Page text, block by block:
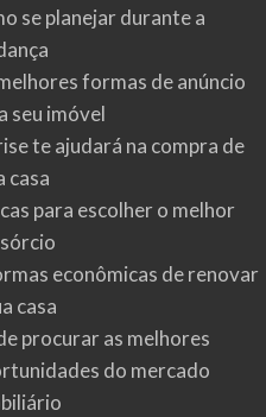
se planejar durante a
formas de anúncio
seu imóvel
te ajudará na compra de
casa
para escolher o melhor
econômicas de renovar
casa
procurar as melhores
do mercado